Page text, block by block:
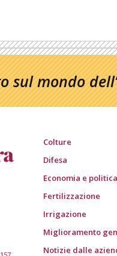
sul mondo
Colture
Difesa
Economia e politica
Fertilizzazione
Irrigazione
Miglioramento
Notizie dalle